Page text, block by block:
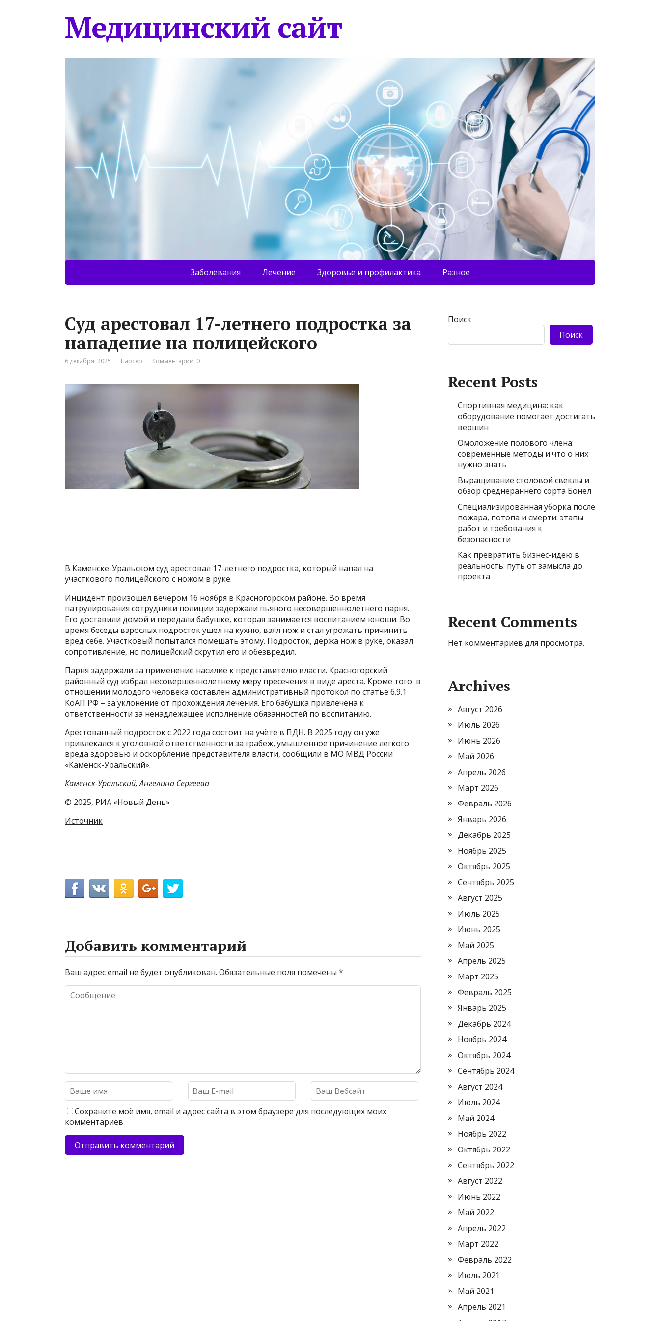
Медицинский сайт
Заболевания Лечение Здоровье и профилактика Разное
Суд арестовал 17-летнего подростка за
нападение на полицейского
6 декабря, 2025 Парсер Комментарии: 0
В Каменске-Уральском суд арестовал 17-летнего подростка, который напал на
участкового полицейского с ножом в руке.
Инцидент произошел вечером 16 ноября в Красногорском районе. Во время
патрулирования сотрудники полиции задержали пьяного несовершеннолетнего парня.
Его доставили домой и передали бабушке, которая занимается воспитанием юноши. Во
время беседы взрослых подросток ушел на кухню, взял нож и стал угрожать причинить
вред себе. Участковый попытался помешать этому. Подросток, держа нож в руке, оказал
сопротивление, но полицейский скрутил его и обезвредил.
Парня задержали за применение насилие к представителю власти. Красногорский
районный суд избрал несовершеннолетнему меру пресечения в виде ареста. Кроме того, в
отношении молодого человека составлен административный протокол по статье 6.9.1
КоАП РФ – за уклонение от прохождения лечения. Его бабушка привлечена к
ответственности за ненадлежащее исполнение обязанностей по воспитанию.
Арестованный подросток с 2022 года состоит на учёте в ПДН. В 2025 году он уже
привлекался к уголовной ответственности за грабеж, умышленное причинение легкого
вреда здоровью и оскорбление представителя власти, сообщили в МО МВД России
«Каменск-Уральский».
Каменск-Уральский, Ангелина Сергеева
© 2025, РИА «Новый День»
Источник
Добавить комментарий
Ваш адрес email не будет опубликован. Обязательные поля помечены *
Сохраните моё имя, email и адрес сайта в этом браузере для последующих моих
комментариев
Поиск
Поиск
Recent Posts
Спортивная медицина: как
оборудование помогает достигать
вершин
Омоложение полового члена:
современные методы и что о них
нужно знать
Выращивание столовой свеклы и
обзор среднераннего сорта Бонел
Специализированная уборка после
пожара, потопа и смерти: этапы
работ и требования к
безопасности
Как превратить бизнес-идею в
реальность: путь от замысла до
проекта
Recent Comments
Нет комментариев для просмотра.
Archives
Август 2026
Июль 2026
Июнь 2026
Май 2026
Апрель 2026
Март 2026
Февраль 2026
Январь 2026
Декабрь 2025
Ноябрь 2025
Октябрь 2025
Сентябрь 2025
Август 2025
Июль 2025
Июнь 2025
Май 2025
Апрель 2025
Март 2025
Февраль 2025
Январь 2025
Декабрь 2024
Ноябрь 2024
Октябрь 2024
Сентябрь 2024
Август 2024
Июль 2024
Май 2024
Ноябрь 2022
Октябрь 2022
Сентябрь 2022
Август 2022
Июнь 2022
Май 2022
Апрель 2022
Март 2022
Февраль 2022
Июль 2021
Май 2021
Апрель 2021